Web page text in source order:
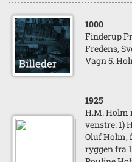
1000
Finderup
Fredens,
Vagn 5.
1925
H.M. Holm
venstre: 1)
Oluf Holm,
ryggen fra